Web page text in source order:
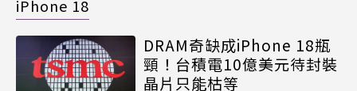
iPhone 18
DRAM奇缺成iPhone 18瓶
頸！台積電10億美元待封裝
晶片只能枯等